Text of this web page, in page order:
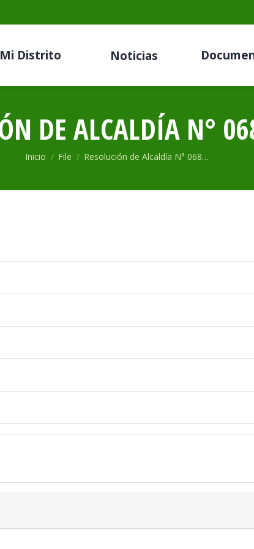
Mi Distrito Noticias
DE ALCALDÍA N°
Estás aquí:
Inicio File Resolución de Alcaldía N° 068…